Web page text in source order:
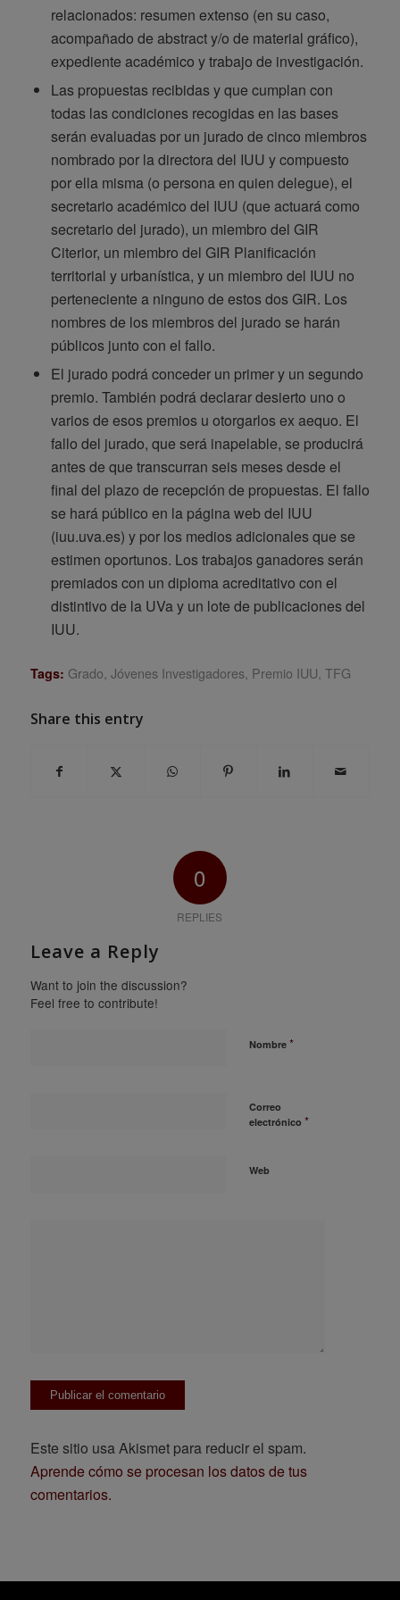
relacionados: resumen extenso (en su caso,
acompañado de abstract y/o de material gráfico),
expediente académico y trabajo de investigación.
Las propuestas recibidas y que cumplan con
todas las condiciones recogidas en las bases
serán evaluadas por un jurado de cinco miembros
nombrado por la directora del IUU y compuesto
por ella misma (o persona en quien delegue), el
secretario académico del IUU (que actuará como
secretario del jurado), un miembro del GIR
Citerior, un miembro del GIR Planificación
territorial y urbanística, y un miembro del IUU no
perteneciente a ninguno de estos dos GIR. Los
nombres de los miembros del jurado se harán
públicos junto con el fallo.
El jurado podrá conceder un primer y un segundo
premio. También podrá declarar desierto uno o
varios de esos premios u otorgarlos ex aequo. El
fallo del jurado, que será inapelable, se producirá
antes de que transcurran seis meses desde el
final del plazo de recepción de propuestas. El fallo
se hará público en la página web del IUU
(iuu.uva.es) y por los medios adicionales que se
estimen oportunos. Los trabajos ganadores serán
premiados con un diploma acreditativo con el
distintivo de la UVa y un lote de publicaciones del
IUU.
Tags: Grado, Jóvenes Investigadores, Premio IUU, TFG
Share this entry
0
REPLIES
Leave a Reply
Want to join the discussion?
Feel free to contribute!
Nombre *
Correo
electrónico *
Web
Este sitio usa Akismet para reducir el spam.
Aprende cómo se procesan los datos de tus
comentarios.